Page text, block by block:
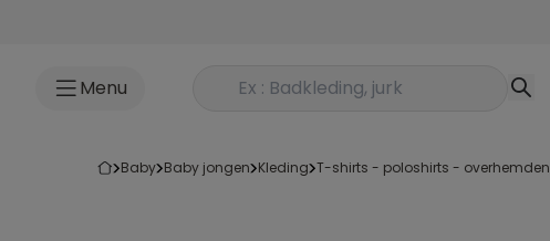
Menu Rechercher un produit
baby baby jongen kleding t-shirts - poloshirts - overhemden